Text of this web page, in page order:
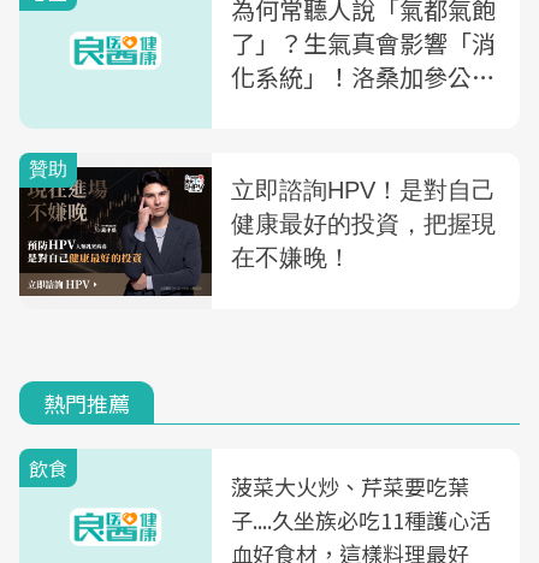
為何常聽人說「氣都氣飽
了」？生氣真會影響「消
化系統」！洛桑加參公
熱門推薦
飲食
菠菜大火炒、芹菜要吃葉
子....久坐族必吃11種護心活
血好食材，這樣料理最好